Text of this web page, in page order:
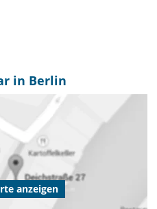
in Berlin
anzeigen